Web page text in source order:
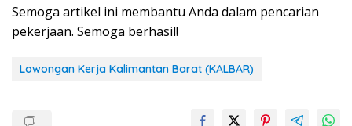
Semoga artikel ini membantu Anda dalam pencarian
pekerjaan. Semoga berhasil!
Lowongan Kerja Kalimantan Barat (KALBAR)